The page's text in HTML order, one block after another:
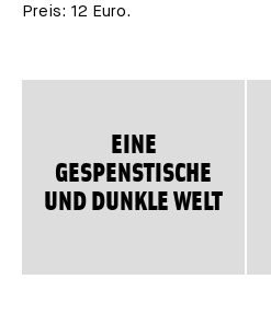
Preis: 12 Euro.
EINE
GESPENSTISCHE
UND DUNKLE WELT